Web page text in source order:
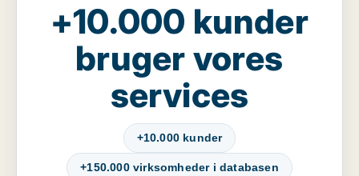
+10.000 kunder
bruger vores
services
+10.000 kunder
+150.000 virksomheder i databasen